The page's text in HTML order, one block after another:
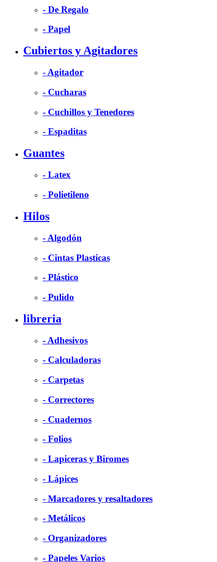
- De Regalo
- Papel
Cubiertos y Agitadores
- Agitador
- Cucharas
- Cuchillos y Tenedores
- Espaditas
Guantes
- Latex
- Polietileno
Hilos
- Algodón
- Cintas Plasticas
- Plástico
- Pulido
libreria
- Adhesivos
- Calculadoras
- Carpetas
- Correctores
- Cuadernos
- Folios
- Lapiceras y Biromes
- Lápices
- Marcadores y resaltadores
- Metálicos
- Organizadores
- Papeles Varios